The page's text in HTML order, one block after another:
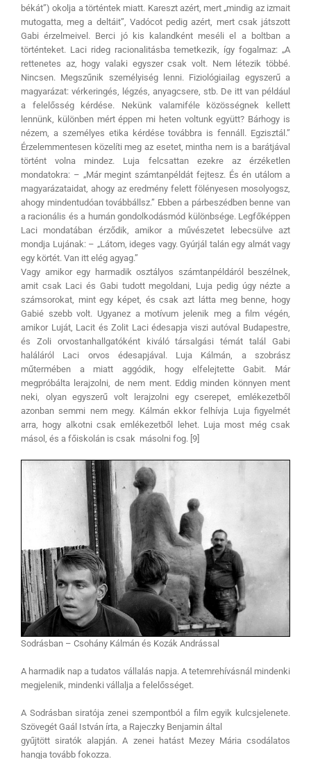
békát”) okolja a történtek miatt. Kareszt azért, mert „mindig az izmait
mutogatta, meg a deltáit”, Vadócot pedig azért, mert csak játszott
Gabi érzelmeivel. Berci jó kis kalandként meséli el a boltban a
történteket. Laci rideg racionalitásba temetkezik, így fogalmaz: „A
rettenetes az, hogy valaki egyszer csak volt. Nem létezik többé.
Nincsen. Megszűnik személyiség lenni. Fiziológiailag egyszerű a
magyarázat: vérkeringés, légzés, anyagcsere, stb. De itt van például
a felelősség kérdése. Nekünk valamiféle közösségnek kellett
lennünk, különben mért éppen mi heten voltunk együtt? Bárhogy is
nézem, a személyes etika kérdése továbbra is fennáll. Egzisztál.”
Érzelemmentesen közelíti meg az esetet, mintha nem is a barátjával
történt volna mindez. Luja felcsattan ezekre az érzéketlen
mondatokra: – „Már megint számtanpéldát fejtesz. És én utálom a
magyarázataidat, ahogy az eredmény felett fölényesen mosolyogsz,
ahogy mindentudóan továbbállsz.” Ebben a párbeszédben benne van
a racionális és a humán gondolkodásmód különbsége. Legfőképpen
Laci mondatában érződik, amikor a művészetet lebecsülve azt
mondja Lujának: – „Látom, ideges vagy. Gyúrjál talán egy almát vagy
egy körtét. Van itt elég agyag.”
Vagy amikor egy harmadik osztályos számtanpéldáról beszélnek,
amit csak Laci és Gabi tudott megoldani, Luja pedig úgy nézte a
számsorokat, mint egy képet, és csak azt látta meg benne, hogy
Gabié szebb volt. Ugyanez a motívum jelenik meg a film végén,
amikor Luját, Lacit és Zolit Laci édesapja viszi autóval Budapestre,
és Zoli orvostanhallgatóként kiváló társalgási témát talál Gabi
haláláról Laci orvos édesapjával. Luja Kálmán, a szobrász
műtermében a miatt aggódik, hogy elfelejtette Gabit. Már
megpróbálta lerajzolni, de nem ment. Eddig minden könnyen ment
neki, olyan egyszerű volt lerajzolni egy cserepet, emlékezetből
azonban semmi nem megy. Kálmán ekkor felhívja Luja figyelmét
arra, hogy alkotni csak emlékezetből lehet. Luja most még csak
másol, és a főiskolán is csak másolni fog. [9]
Sodrásban – Csohány Kálmán és Kozák Andrással
A harmadik nap a tudatos vállalás napja. A tetemrehívásnál mindenki
megjelenik, mindenki vállalja a felelősséget.
A Sodrásban siratója zenei szempontból a film egyik kulcsjelenete.
Szövegét Gaál István írta, a Rajeczky Benjamin által
gyűjtött siratók alapján. A zenei hatást Mezey Mária csodálatos
hangja tovább fokozza.